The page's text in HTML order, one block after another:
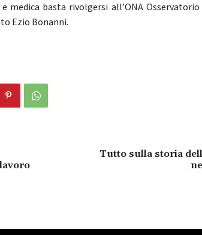
medica basta rivolgersi all’ONA
Ezio Bonanni.
Tutto sulla storia